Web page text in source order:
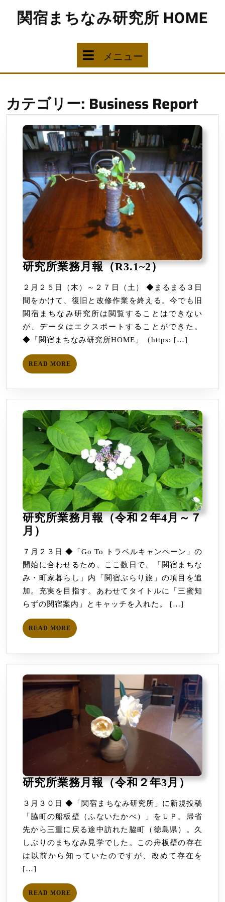
関宿まちなみ研究所 HOME
メニュー
ニ
ュ
ー
カテゴリー: Business Report
研究所業務月報（R3.1~2）研
所
業
務
月
報
２月２５日（木）～２７日（土） ◆まるまる３日
間をかけて、復旧と改修作業を終える。今でも旧
関宿まちなみ研究所は閲覧することはできない
が、データはエクスポートすることができた。
◆「関宿まちなみ研究所HOME」（https: […]
READ MORE READ
MORE
研究所業務月報（令和２年4月～７
月）
所
業
務
月
報
（令
和
年
4
月
～
７
月）
７月２３日 ◆「Go To トラベルキャンペーン」の
開始に合わせるため、ここ数日で、「関宿まちな
み・町家暮らし」内「関宿ぶらり旅」の項目を追
加。充実を目指す。あわせてタイトルに「三蜜知
らずの関宿案内」とキャッチを入れた。 […]
READ MORE READ
MORE
研究所業務月報（令和２年3月）研
所
業
務
月
報
３月３０日 ◆「関宿まちなみ研究所」に新規投稿
「脇町の船板壁（ふないたかべ）」をＵＰ。帰省
先から三重に戻る途中訪れた脇町（徳島県）。久
しぶりのまちなみ見学でした。この舟板壁の存在
は以前から知っていたのですが、改めて存在を
[…]
READ MORE READ